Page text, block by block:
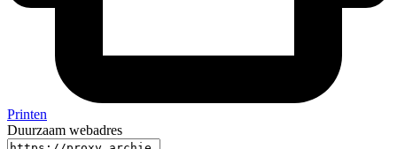
Printen
Duurzaam webadres